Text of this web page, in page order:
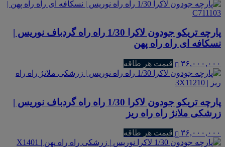
پارچه تریکو جودون لاکرا 1/30 راه راه گردباف نوریس |
نسکافه ای راه راه پهن
۳۶,۰۰۰,۰۰۰ قیمت هر طاقه
پارچه تریکو جودون لاکرا 1/30 راه راه گردباف نوریس |
زرشکی ملانژ راه راه ریز
۳۶,۰۰۰,۰۰۰ قیمت هر طاقه